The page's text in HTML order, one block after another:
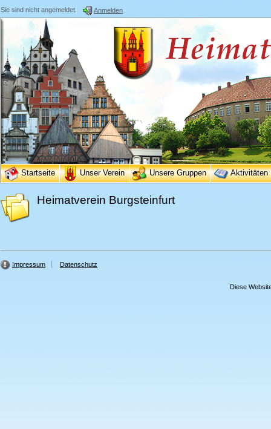
Sie sind nicht angemeldet. Anmelden
Startseite Unser Verein Unsere Gruppen Aktivitäten
Heimatverein Burgsteinfurt
Impressum Datenschutz
Diese